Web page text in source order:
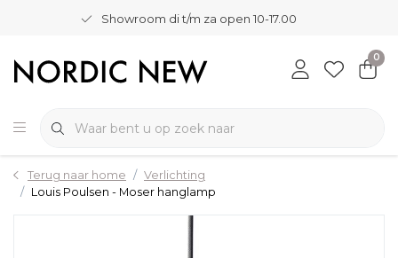
Showroom di t/m za open 10-17.00
0
Terug naar home
Verlichting
Louis Poulsen - Moser hanglamp